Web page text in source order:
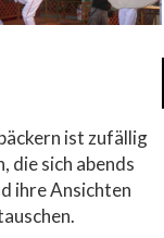
ist zufällig
die sich abends
ihre Ansichten